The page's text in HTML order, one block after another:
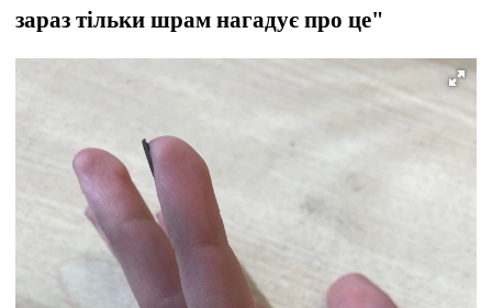
зараз тільки шрам нагадує про це"